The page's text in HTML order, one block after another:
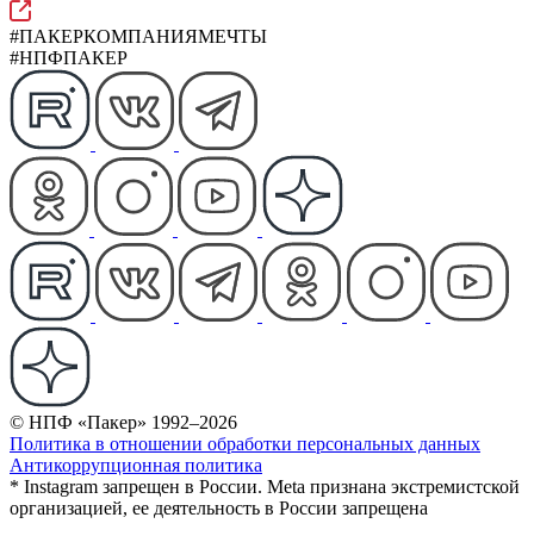
#ПАКЕРКОМПАНИЯМЕЧТЫ
#НПФПАКЕР
© НПФ «Пакер» 1992–2026
Политика в отношении обработки персональных данных
Антикоррупционная политика
* Instagram запрещен в России. Meta признана экстремистской
организацией, ее деятельность в России запрещена